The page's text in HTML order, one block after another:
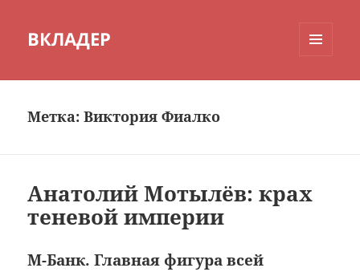
ВКЛАДЕР
Метка:Виктория Фиалко
Анатолий Мотылёв: крах
теневой империи
М-Банк. Главная фигура всей